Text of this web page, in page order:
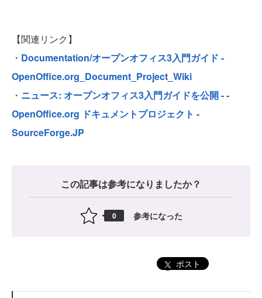
【関連リンク】
・ Documentation/オープンオフィス3入門ガイド -
OpenOffice.org_Document_Project_Wiki
・ ニュース: オープンオフィス3入門ガイドを公開 - -
OpenOffice.org ドキュメントプロジェクト -
SourceForge.JP
この記事は参考になりましたか？
0 参考になった
ポスト